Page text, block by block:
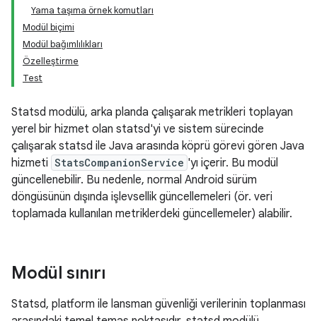
Yama taşıma örnek komutları
Modül biçimi
Modül bağımlılıkları
Özelleştirme
Test
Statsd modülü, arka planda çalışarak metrikleri toplayan
yerel bir hizmet olan statsd'yi ve sistem sürecinde
çalışarak statsd ile Java arasında köprü görevi gören Java
hizmeti StatsCompanionService 'yı içerir. Bu modül
güncellenebilir. Bu nedenle, normal Android sürüm
döngüsünün dışında işlevsellik güncellemeleri (ör. veri
toplamada kullanılan metriklerdeki güncellemeler) alabilir.
Modül sınırı
Statsd, platform ile lansman güvenliği verilerinin toplanması